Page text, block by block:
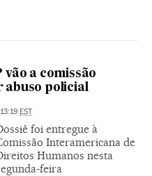
vão a comissão
policial
EST
foi entregue à
Interamericana de
Humanos nesta
feira